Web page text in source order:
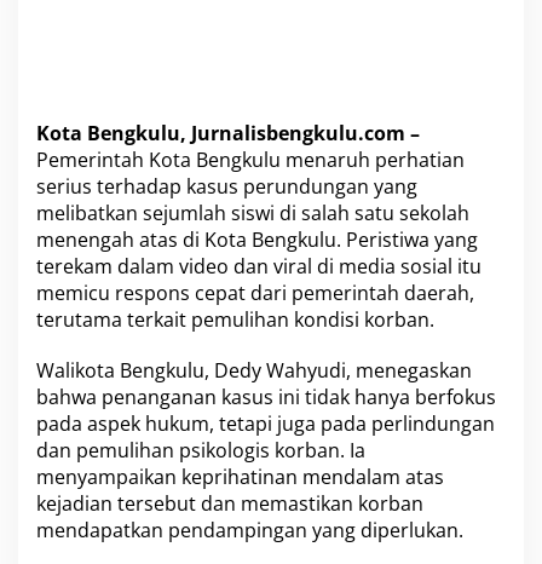
l
i
h
a
n
P
s
i
k
o
g
i
o
r
b
Kota Bengkulu, Jurnalisbengkulu.com –
Pemerintah Kota Bengkulu menaruh perhatian
serius terhadap kasus perundungan yang
melibatkan sejumlah siswi di salah satu sekolah
menengah atas di Kota Bengkulu. Peristiwa yang
terekam dalam video dan viral di media sosial itu
memicu respons cepat dari pemerintah daerah,
terutama terkait pemulihan kondisi korban.
Walikota Bengkulu, Dedy Wahyudi, menegaskan
bahwa penanganan kasus ini tidak hanya berfokus
pada aspek hukum, tetapi juga pada perlindungan
dan pemulihan psikologis korban. Ia
menyampaikan keprihatinan mendalam atas
kejadian tersebut dan memastikan korban
mendapatkan pendampingan yang diperlukan.